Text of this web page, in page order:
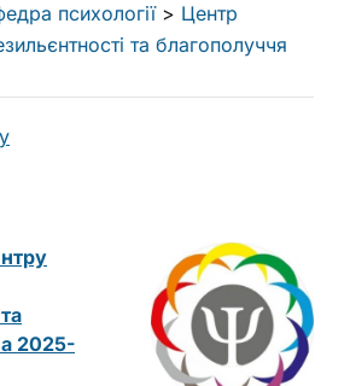
психології> Центр
та благополуччя
2025-